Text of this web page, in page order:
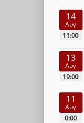
14
Αυγ
11:00
13
Αυγ
19:00
11
Αυγ
0:00